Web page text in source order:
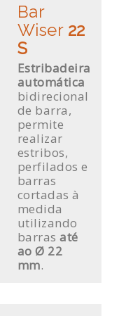
Bar
Wiser 22
S
Estribadeira
automática
bidirecional
de barra,
permite
realizar
estribos,
perfilados e
barras
cortadas à
medida
utilizando
barrasaté
ao Ø 22
mm.